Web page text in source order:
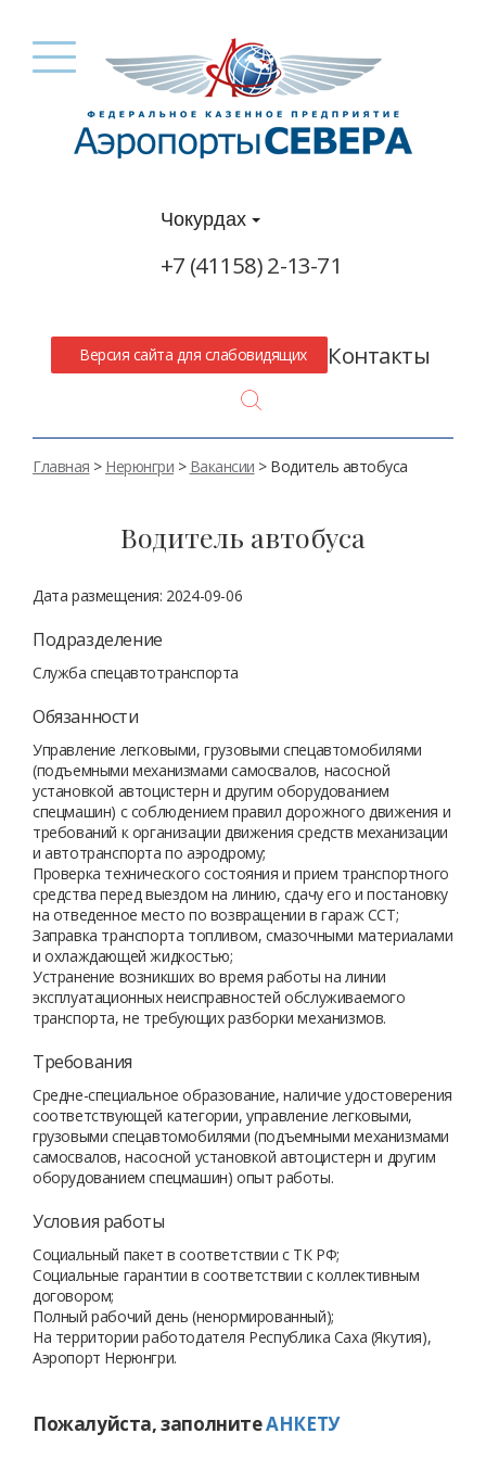
Чокурдах
+7 (41158) 2-13-71
Версия сайта для слабовидящих Контакты
Главная > Нерюнгри > Вакансии > Водитель автобуса
Водитель автобуса
Дата размещения: 2024-09-06
Подразделение
Служба спецавтотранспорта
Обязанности
Управление легковыми, грузовыми спецавтомобилями
(подъемными механизмами самосвалов, насосной
установкой автоцистерн и другим оборудованием
спецмашин) с соблюдением правил дорожного движения и
требований к организации движения средств механизации
и автотранспорта по аэродрому;
Проверка технического состояния и прием транспортного
средства перед выездом на линию, сдачу его и постановку
на отведенное место по возвращении в гараж ССТ;
Заправка транспорта топливом, смазочными материалами
и охлаждающей жидкостью;
Устранение возникших во время работы на линии
эксплуатационных неисправностей обслуживаемого
транспорта, не требующих разборки механизмов.
Требования
Средне-специальное образование, наличие удостоверения
соответствующей категории, управление легковыми,
грузовыми спецавтомобилями (подъемными механизмами
самосвалов, насосной установкой автоцистерн и другим
оборудованием спецмашин) опыт работы.
Условия работы
Социальный пакет в соответствии с ТК РФ;
Социальные гарантии в соответствии с коллективным
договором;
Полный рабочий день (ненормированный);
На территории работодателя Республика Саха (Якутия),
Аэропорт Нерюнгри.
Пожалуйста, заполнитеАНКЕТУ